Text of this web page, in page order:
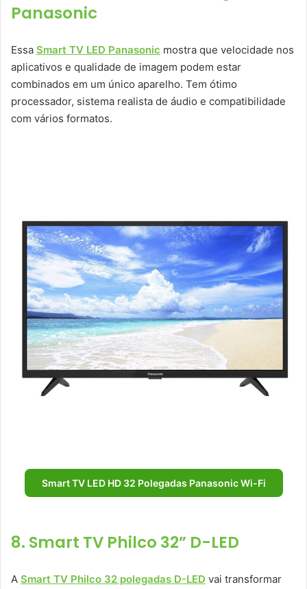
Panasonic
Essa Smart TV LED Panasonic mostra que velocidade nos
aplicativos e qualidade de imagem podem estar
combinados em um único aparelho. Tem ótimo
processador, sistema realista de áudio e compatibilidade
com vários formatos.
Smart TV LED HD 32 Polegadas Panasonic Wi-Fi
8. Smart TV Philco 32” D-LED
A Smart TV Philco 32 polegadas D-LED vai transformar